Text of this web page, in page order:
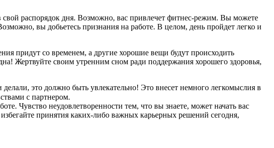
распорядок дня. Возможно, вас привлечет фитнес-режим. Вы можете
вы добьетесь признания на работе. В целом, день пройдет легко и
придут со временем, а другие хорошие вещи будут происходить
Жертвуйте своим утренним сном ради поддержания хорошего здоровья,
это должно быть увлекательно! Это внесет немного легкомыслия в
с партнером.⠀
Чувство неудовлетворенности тем, что вы знаете, может начать вас
принятия каких-либо важных карьерных решений сегодня,